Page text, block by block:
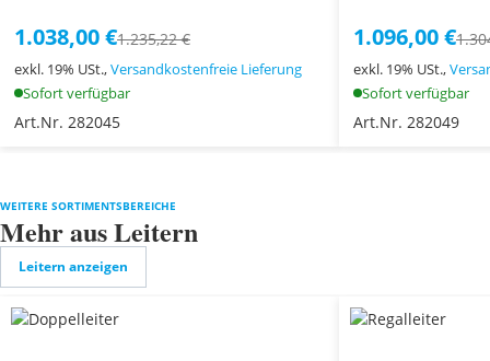
1.038,00 €1.235,22 €
exkl. 19% USt.,Versandkostenfreie Lieferung
Sofort verfügbar
Art.Nr. 282045
1.096,00 €
exkl. 19% USt.,
Sofort verfügbar
Art.Nr. 282049
WEITERE SORTIMENTSBEREICHE
Mehr aus Leitern
Leitern anzeigen